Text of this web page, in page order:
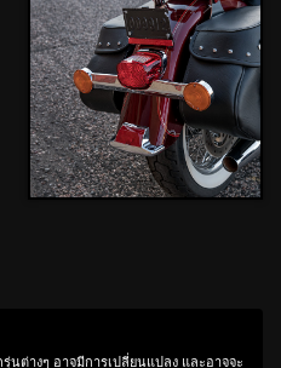
นต่างๆ อาจมีการเปลี่ยนแปลง และอาจจะ